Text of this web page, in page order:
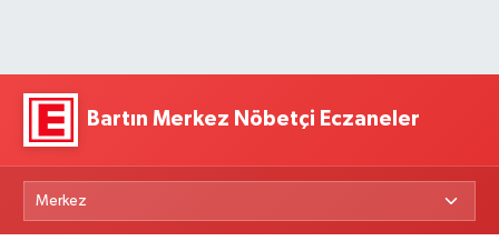
Bartın Merkez Nöbetçi Eczaneler